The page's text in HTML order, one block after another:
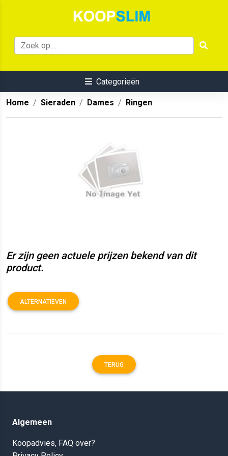
Categorieën
Home Sieraden Dames Ringen
Er zijn geen actuele prijzen bekend van dit
product.
ALTERNATIEVEN
TERUG
Algemeen
Koopadvies, FAQ over?